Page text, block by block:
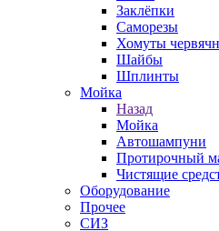
Заклёпки
Саморезы
Хомуты
Шайбы
Шплинты
Мойка
Назад
Мойка
Автошампуни
Протирочный
Чистящие
Оборудование
Прочее
СИЗ